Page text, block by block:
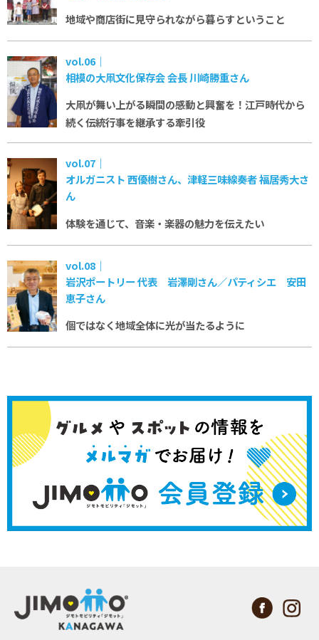
地域や商店街に見守られながら暮らすということ
vol.06｜
相模の大凧文化保存会 会長 川崎勝重さん
大凧が舞い上がる瞬間の感動と興奮を！ 江戸時代から
続く伝統行事を継承する牽引役
vol.07｜
オルガニスト 西優樹さん、津軽三味線奏者 福居秀大さ
ん
体験を通じて、音楽・楽器の魅力を伝えたい
vol.08｜
岩沢ポートリー 代表 岩澤剛さん／パティシエ 安田
恵子さん
個ではなく地域全体に光が当たるように